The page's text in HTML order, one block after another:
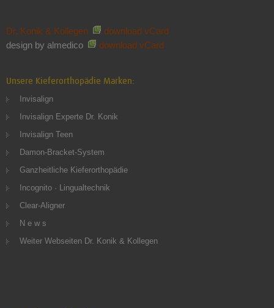
Dr. Konik & Kollegen
download vCard
design by almedico
download vCard
Unsere Kieferorthopädie Marken:
Invisalign
Invisalign Experte Dr. Konik
Invisalign Teen
Damon-Bracket-System
Ganzheitliche Kieferorthopädie
Incognito · Lingualtechnik
Clear-Aligner
N e w s
Weiter Webseiten Dr. Konik & Kollegen